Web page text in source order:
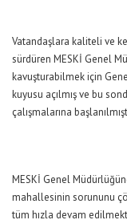
Vatandaşlara kaliteli ve
sürdüren MESKİ Genel
kavuşturabilmek için
kuyusu açılmış ve bu
çalışmalarına
MESKİ Genel
mahallesinin sorununu
tüm hızla devam